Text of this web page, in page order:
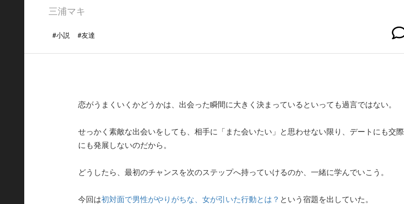
三浦マキ
#小説 #友達
恋がうまくいくかどうかは、出会った瞬間に大きく決まっているといっても過言ではない。
せっかく素敵な出会いをしても、相手に「また会いたい」と思わせない限り、デートにも交際
にも発展しないのだから。
どうしたら、最初のチャンスを次のステップへ持っていけるのか、一緒に学んでいこう。
今回は初対面で男性がやりがちな、女が引いた行動とは？ という宿題を出していた。